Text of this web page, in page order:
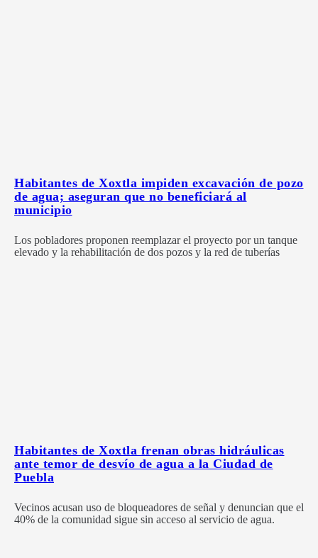
Habitantes de Xoxtla impiden excavación de pozo
de agua; aseguran que no beneficiará al
municipio
Los pobladores proponen reemplazar el proyecto por un tanque
elevado y la rehabilitación de dos pozos y la red de tuberías
Habitantes de Xoxtla frenan obras hidráulicas
ante temor de desvío de agua a la Ciudad de
Puebla
Vecinos acusan uso de bloqueadores de señal y denuncian que el
40% de la comunidad sigue sin acceso al servicio de agua.